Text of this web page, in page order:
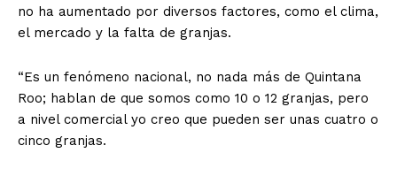
no ha aumentado por diversos factores, como el clima,
el mercado y la falta de granjas.
“Es un fenómeno nacional, no nada más de Quintana
Roo; hablan de que somos como 10 o 12 granjas, pero
a nivel comercial yo creo que pueden ser unas cuatro o
cinco granjas.